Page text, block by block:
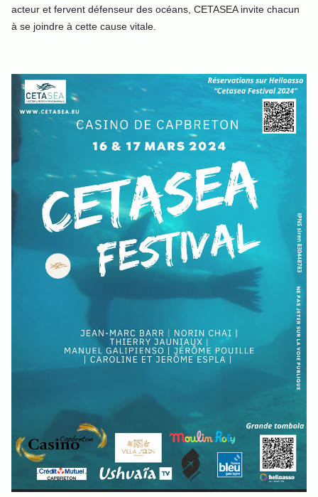
acteur et fervent défenseur des océans, CETASEA invite chacun
à se joindre à cette cause vitale.